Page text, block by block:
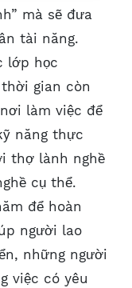
mà sẽ đưa
tài năng.
lớp học
gian còn
làm việc để
năng thực
thợ lành nghề
cụ thể.
để hoàn
người lao
những người
việc có yêu